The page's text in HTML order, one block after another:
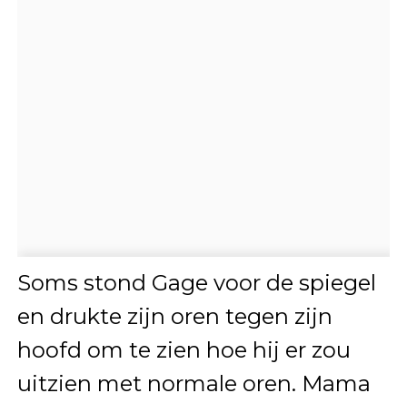
Soms stond Gage voor de spiegel
en drukte zijn oren tegen zijn
hoofd om te zien hoe hij er zou
uitzien met normale oren. Mama